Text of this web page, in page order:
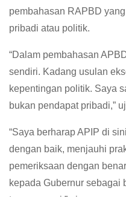
pembahasan RAPBD
pribadi atau politik.
“Dalam pembahasan
sendiri. Kadang usulan
kepentingan politik. Saya
bukan pendapat pribadi,”
“Saya berharap APIP di
dengan baik, menjauhi
pemeriksaan dengan
kepada Gubernur sebagai